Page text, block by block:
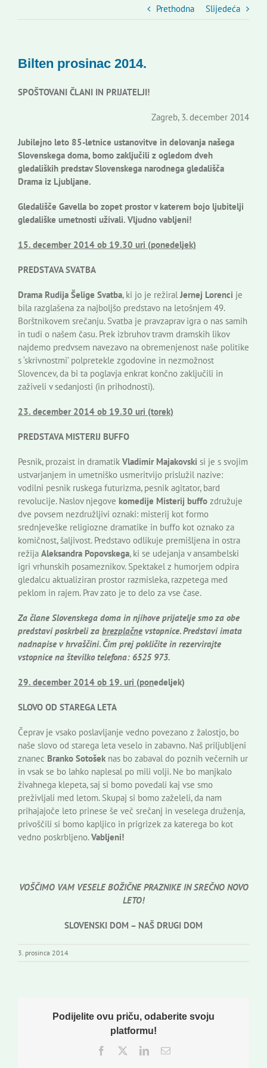
Kontakti
Izdavaštvo
Korisne informacije
Prethodna Slijedeća
Bilten prosinac 2014.
SPOŠTOVANI ČLANI IN PRIJATELJI!
Zagreb, 3. december 2014
Jubilejno leto 85-letnice ustanovitve in delovanja našega
Slovenskega doma, bomo zaključili z ogledom dveh
gledaliških predstav Slovenskega narodnega gledališča
Drama iz Ljubljane.
Gledališče Gavella bo zopet prostor v katerem bojo ljubitelji
gledališke umetnosti uživali. Vljudno vabljeni!
15. december 2014 ob 19.30 uri (ponedeljek)
PREDSTAVA SVATBA
Drama Rudija Šelige Svatba, ki jo je režiralJernej Lorenci je
bila razglašena za najboljšo predstavo na letošnjem 49.
Borštnikovem srečanju. Svatba je pravzaprav igra o nas samih
in tudi o našem času. Prek izbruhov travm dramskih likov
najdemo predvsem navezavo na obremenjenost naše politike
s ‘skrivnostmi’ polpretekle zgodovine in nezmožnost
Slovencev, da bi ta poglavja enkrat končno zaključili in
zaživeli v sedanjosti (in prihodnosti).
23. december 2014 ob 19.30 uri (torek)
PREDSTAVA MISTERIJ BUFFO
Pesnik, prozaist in dramatik Vladimir Majakovski si je s svojim
ustvarjanjem in umetniško usmeritvijo prislužil nazive:
vodilni pesnik ruskega futurizma, pesnik agitator, bard
revolucije. Naslov njegove komedije Misterij buffo združuje
dve povsem nezdružljivi oznaki: misterij kot formo
srednjeveške religiozne dramatike in buffo kot oznako za
komičnost, šaljivost. Predstavo odlikuje premišljena in ostra
režija Aleksandra Popovskega, ki se udejanja v ansambelski
igri vrhunskih posameznikov. Spektakel z humorjem odpira
gledalcu aktualiziran prostor razmisleka, razpetega med
peklom in rajem. Prav zato je to delo za vse čase.
Za člane Slovenskega doma in njihove prijatelje smo za obe
predstavi poskrbeli za brezplačne vstopnice. Predstavi imata
nadnapise v hrvaščini. Čim prej pokličite in rezervirajte
vstopnice na številko telefona: 6525 973.
29. december 2014 ob 19. uri (ponedeljek)
SLOVO OD STAREGA LETA
Čeprav je vsako poslavljanje vedno povezano z žalostjo, bo
naše slovo od starega leta veselo in zabavno. Naš priljubljeni
znanec Branko Sotošek nas bo zabaval do poznih večernih ur
in vsak se bo lahko naplesal po mili volji. Ne bo manjkalo
živahnega klepeta, saj si bomo povedali kaj vse smo
preživljali med letom. Skupaj si bomo zaželeli, da nam
prihajajoče leto prinese še več srečanj in veselega druženja,
privoščili si bomo kapljico in prigrizek za katerega bo kot
vedno poskrbljeno.Vabljeni!
VOŠČIMO VAM VESELE BOŽIČNE PRAZNIKE IN SREČNO NOVO
LETO!
SLOVENSKI DOM – NAŠ DRUGI DOM
3. prosinca 2014
Podijelite ovu priču, odaberite svoju
platformu!
Facebook
TwitterLinkedInEmail: